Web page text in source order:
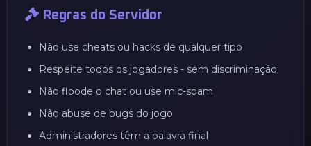
Regras do Servidor
Não use cheats ou hacks de qualquer tipo
Respeite todos os jogadores - sem discriminação
Não floode o chat ou use mic-spam
Não abuse de bugs do jogo
Administradores têm a palavra final